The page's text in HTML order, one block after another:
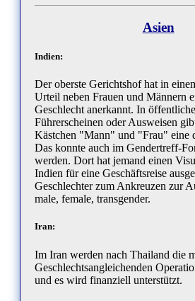
Asien
Indien:
Der oberste Gerichtshof hat in
Urteil neben Frauen und Männern
Geschlecht anerkannt. In
Führerscheinen oder Ausweisen
Kästchen "Mann" und "Frau" eine
Das konnte auch im Gendertreff-
werden. Dort hat jemand einen
Indien für eine Geschäftsreise
Geschlechter zum Ankreuzen zur
male, female, transgender.
Iran:
Im Iran werden nach Thailand die
Geschlechtsangleichenden
und es wird finanziell unterstützt.